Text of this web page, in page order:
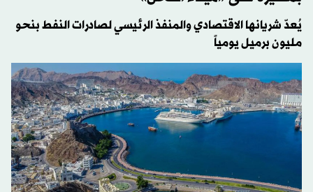
يُعدّ شريانها الاقتصادي والمنفذ الرئيسي لصادرات النفط بنحو
مليون برميل يومياً